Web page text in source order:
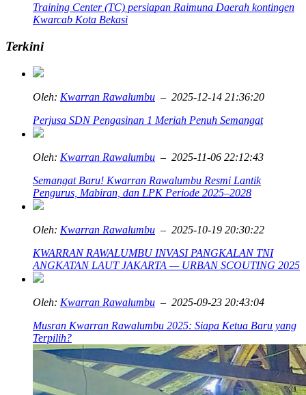
Training Center (TC) persiapan Raimuna Daerah kontingen
Kwarcab Kota Bekasi
Terkini
Oleh: Kwarran Rawalumbu – 2025-12-14 21:36:20
Perjusa SDN Pengasinan 1 Meriah Penuh Semangat
Oleh: Kwarran Rawalumbu – 2025-11-06 22:12:43
Semangat Baru! Kwarran Rawalumbu Resmi Lantik
Pengurus, Mabiran, dan LPK Periode 2025–2028
Oleh: Kwarran Rawalumbu – 2025-10-19 20:30:22
KWARRAN RAWALUMBU INVASI PANGKALAN TNI
ANGKATAN LAUT JAKARTA — URBAN SCOUTING 2025
Oleh: Kwarran Rawalumbu – 2025-09-23 20:43:04
Musran Kwarran Rawalumbu 2025: Siapa Ketua Baru yang
Terpilih?